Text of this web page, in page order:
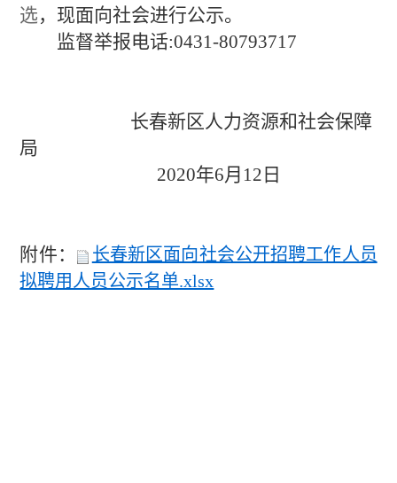
选，现面向社会进行公示。
监督举报电话:0431-80793717
长春新区人力资源和社会保障
局
2020年6月 12 日
附件：
长春新区面向社会公开招聘工作人员
拟聘用人员公示名单.xlsx